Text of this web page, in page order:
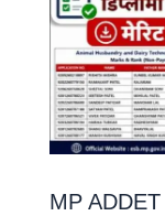
MP